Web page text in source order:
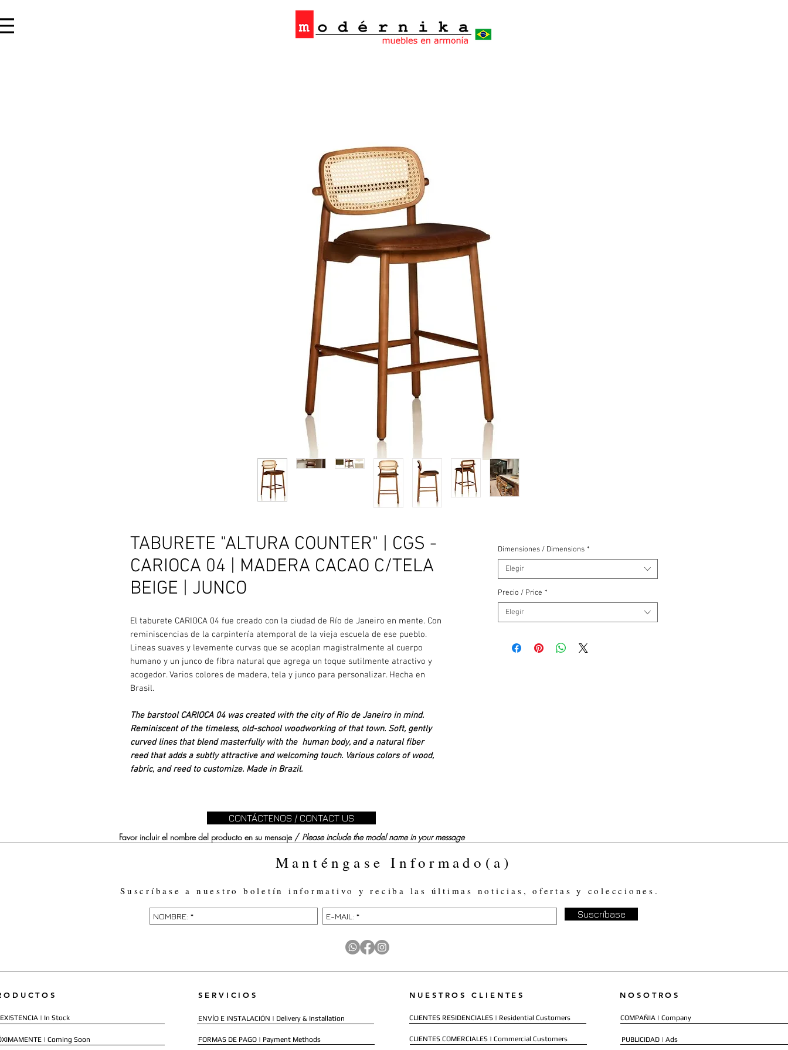
TABURETE "ALTURA COUNTER" | CGS -
CARIOCA 04 | MADERA CACAO C/TELA
BEIGE | JUNCO
El taburete CARIOCA 04 fue creado con la ciudad de Río de Janeiro en mente. Con
reminiscencias de la carpintería atemporal de la vieja escuela de ese pueblo.
Lineas suaves y levemente curvas que se acoplan magistralmente al cuerpo
humano y un junco de fibra natural que agrega un toque sutilmente atractivo y
acogedor. Varios colores de madera, tela y junco para personalizar. Hecha en
Brasil.
The barstool CARIOCA 04 was created with the city of Rio de Janeiro in mind.
Reminiscent of the timeless, old-school woodworking of that town. Soft, gently
curved lines that blend masterfully with the human body, and a natural fiber
reed that adds a subtly attractive and welcoming touch. Various colors of wood,
fabric, and reed to customize. Made in Brazil.
Dimensiones / Dimensions *
Elegir
Precio / Price *
Elegir
CONTÁCTENOS / CONTACT US
Favor incluir el nombre del producto en su mensaje / Please include the model name in your message
Manténgase Informado(a)
Suscríbase a nuestro boletín informativo y reciba las últimas noticias, ofertas y colecciones.
Suscríbase
| In Stock
| Coming Soon
SERVICIOS
ENVÍO E INSTALACIÓN | Delivery & Installation
FORMAS DE PAGO | Payment Methods
NUESTROS CLIENTES
CLIENTES RESIDENCIALES | Residential Customers
CLIENTES COMERCIALES | Commercial Customers
NOSOTROS
COMPAÑIA | Company
PUBLICIDAD | Ads